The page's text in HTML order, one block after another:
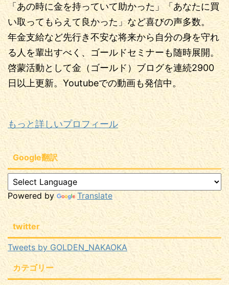
「あの時に金を持っていて助かった」「あなたに買
い取ってもらえて良かった」など喜びの声多数。
年金支給など先行き不安な将来から自分の身を守れ
る人を輩出すべく、ゴールドセミナーも随時展開。
啓蒙活動として金（ゴールド）ブログを連続2900
日以上更新。Youtubeでの動画も発信中。
もっと詳しいプロフィール
Google翻訳
Powered by Translate
twitter
Tweets by GOLDEN_NAKAOKA
カテゴリー